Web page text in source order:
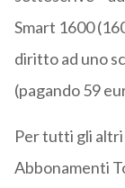
Smart 1600
diritto ad uno
(pagando 59
Per tutti gli
Abbonamenti